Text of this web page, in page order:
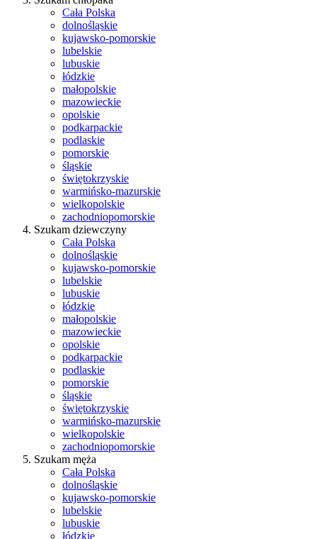
Cała Polska
dolnośląskie
kujawsko-pomorskie
lubelskie
lubuskie
łódzkie
małopolskie
mazowieckie
opolskie
podkarpackie
podlaskie
pomorskie
śląskie
świętokrzyskie
warmińsko-mazurskie
wielkopolskie
zachodniopomorskie
Szukam dziewczyny
Cała Polska
dolnośląskie
kujawsko-pomorskie
lubelskie
lubuskie
łódzkie
małopolskie
mazowieckie
opolskie
podkarpackie
podlaskie
pomorskie
śląskie
świętokrzyskie
warmińsko-mazurskie
wielkopolskie
zachodniopomorskie
Szukam męża
Cała Polska
dolnośląskie
kujawsko-pomorskie
lubelskie
lubuskie
łódzkie